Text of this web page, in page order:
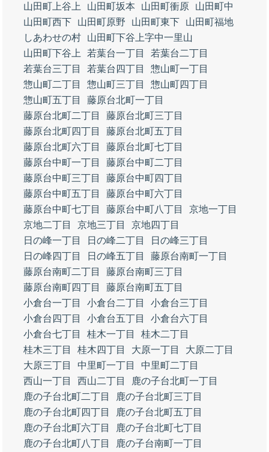
山田町上谷上
山田町坂本 山田町衝原
山田町中
山田町西下
山田町原野 山田町東下
山田町福地
しあわせの村
山田町下谷上字中一里山
山田町下谷上
若葉台一丁目
若葉台二丁目
若葉台三丁目
若葉台四丁目
惣山町一丁目
惣山町二丁目
惣山町三丁目
惣山町四丁目
惣山町五丁目
藤原台北町一丁目
藤原台北町二丁目
藤原台北町三丁目
藤原台北町四丁目
藤原台北町五丁目
藤原台北町六丁目
藤原台北町七丁目
藤原台中町一丁目
藤原台中町二丁目
藤原台中町三丁目
藤原台中町四丁目
藤原台中町五丁目
藤原台中町六丁目
藤原台中町七丁目
藤原台中町八丁目
京地一丁目
京地二丁目
京地三丁目
京地四丁目
日の峰一丁目
日の峰二丁目
日の峰三丁目
日の峰四丁目
日の峰五丁目
藤原台南町一丁目
藤原台南町二丁目
藤原台南町三丁目
藤原台南町四丁目
藤原台南町五丁目
小倉台一丁目
小倉台二丁目
小倉台三丁目
小倉台四丁目
小倉台五丁目
小倉台六丁目
小倉台七丁目
桂木一丁目
桂木二丁目
桂木三丁目
桂木四丁目 大原一丁目
大原二丁目
大原三丁目
中里町一丁目
中里町二丁目
西山一丁目
西山二丁目
鹿の子台北町一丁目
鹿の子台北町二丁目
鹿の子台北町三丁目
鹿の子台北町四丁目
鹿の子台北町五丁目
鹿の子台北町六丁目
鹿の子台北町七丁目
鹿の子台北町八丁目
鹿の子台南町一丁目